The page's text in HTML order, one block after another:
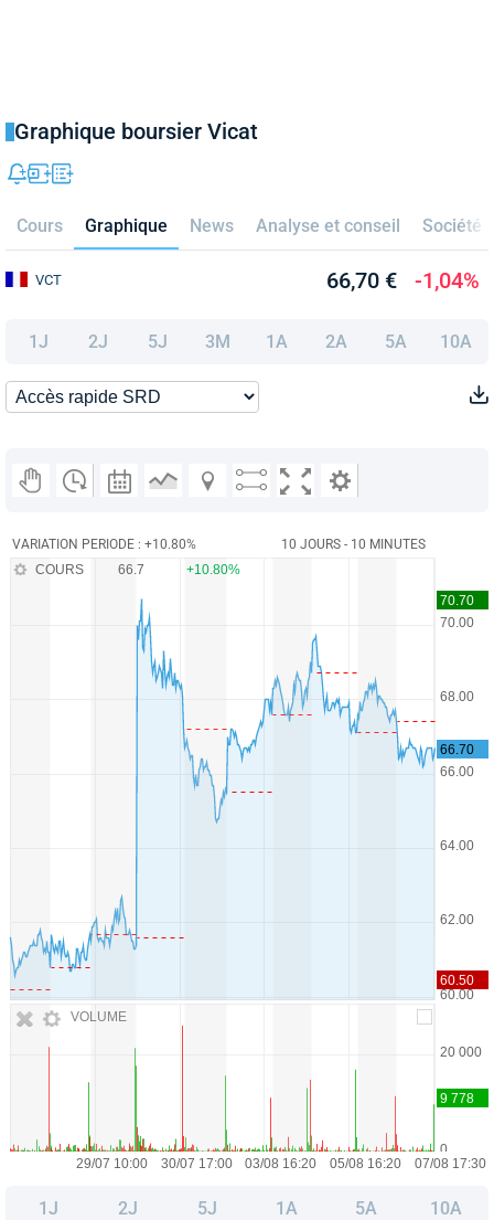
Graphique boursier Vicat
Cours Graphique News Analyse et conseil Société
VCT 66,70 € -1,04%
1J 2J 5J 3M 1A 2A 5A 10A
VARIATION PERIODE : +10.80% 10 JOURS - 10 MINUTES
VOLUME
COURS 66.7 +10.80%
1J 2J 5J 1A 5A 10A